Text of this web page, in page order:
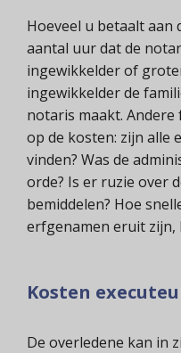
Hoeveel u betaalt
aantal uur dat de
ingewikkelder of
ingewikkelder de
notaris maakt.
op de kosten: zijn alle
vinden? Was de
orde? Is er ruzie over
bemiddelen? Hoe
erfgenamen eruit zijn,
Kosten
De overledene kan in